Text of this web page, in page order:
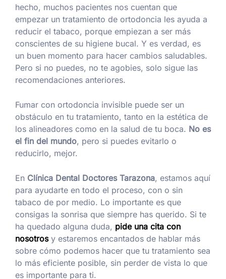
hecho, muchos pacientes nos cuentan que
empezar un tratamiento de ortodoncia les ayuda a
reducir el tabaco, porque empiezan a ser más
conscientes de su higiene bucal. Y es verdad, es
un buen momento para hacer cambios saludables.
Pero si no puedes, no te agobies, solo sigue las
recomendaciones anteriores.
Fumar con ortodoncia invisible puede ser un
obstáculo en tu tratamiento, tanto en la estética de
los alineadores como en la salud de tu boca. No es
el fin del mundo, pero si puedes evitarlo o
reducirlo, mejor.
En Clínica Dental Doctores Tarazona, estamos aquí
para ayudarte en todo el proceso, con o sin
tabaco de por medio. Lo importante es que
consigas la sonrisa que siempre has querido. Si te
ha quedado alguna duda, pide una cita con
nosotrosy estaremos encantados de hablar más
sobre cómo podemos hacer que tu tratamiento sea
lo más eficiente posible, sin perder de vista lo que
es importante para ti​.